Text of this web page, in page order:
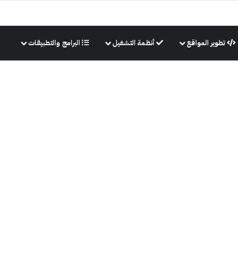
تطوير المواقع أنظمة التشغيل البرامج والتطبيقات